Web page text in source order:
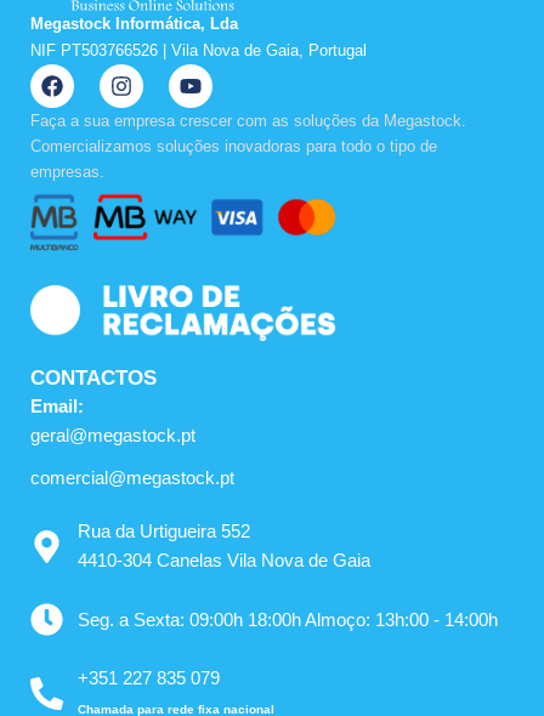
Megastock Informática, Lda
NIF PT503766526 | Vila Nova de Gaia, Portugal
F
a
c
e
o
o
k
I
n
s
t
r
a
m
Y
o
u
t
u
e
Faça a sua empresa crescer com as soluções da Megastock.
Comercializamos soluções inovadoras para todo o tipo de
empresas.
CONTACTOS
Email:
geral@megastock.pt
comercial@megastock.pt
Rua da Urtigueira 552
4410-304 Canelas Vila Nova de Gaia
Seg. a Sexta: 09:00h 18:00h Almoço: 13h:00 - 14:00h
+351 227 835 079
Chamada para rede fixa nacional